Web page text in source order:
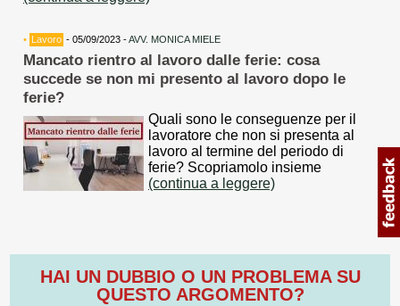
• Lavoro - 05/09/2023 -AVV. MONICA MIELE
Mancato rientro al lavoro dalle ferie: cosa
succede se non mi presento al lavoro dopo le
ferie?
Quali sono le conseguenze per il
lavoratore che non si presenta al
lavoro al termine del periodo di
ferie? Scopriamolo insieme
(continua a leggere)
HAI UN DUBBIO O UN PROBLEMA SU
QUESTO ARGOMENTO?